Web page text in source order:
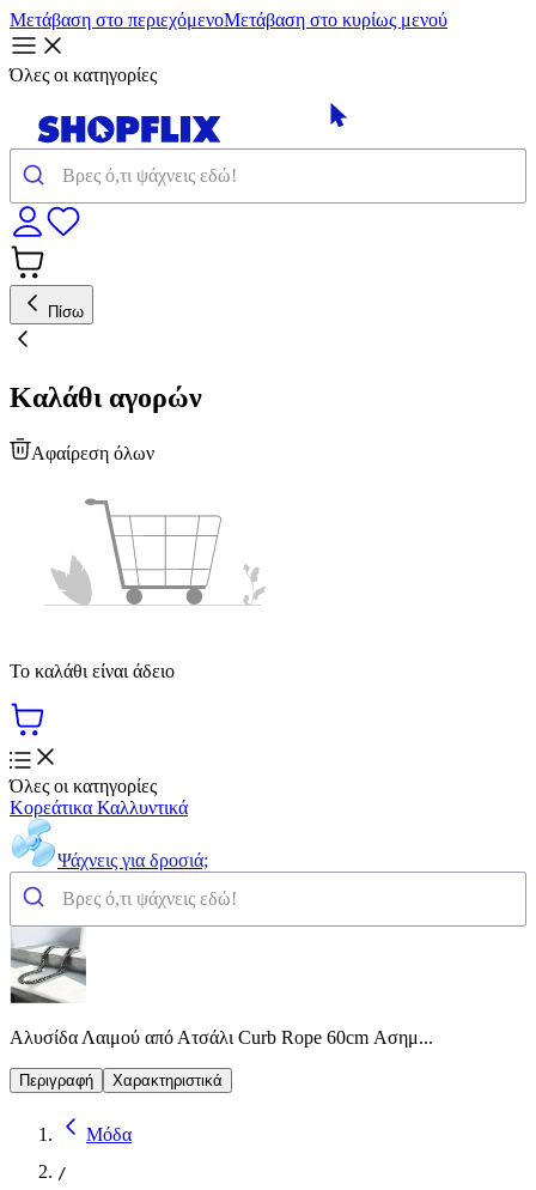
Μετάβαση στο περιεχόμενοΜετάβαση στο κυρίως μενού
Όλες οι κατηγορίες
Πίσω
Καλάθι αγορών
Αφαίρεση όλων
Το καλάθι είναι άδειο
Όλες οι κατηγορίες
Κορεάτικα Καλλυντικά
Ψάχνεις για δροσιά;
Αλυσίδα Λαιμού από Ατσάλι Curb Rope 60cm Ασημ...
Περιγραφή Χαρακτηριστικά
Μόδα
/